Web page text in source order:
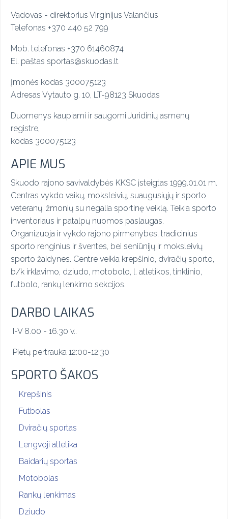
Vadovas - direktorius Virginijus Valančius
Telefonas +370 440 52 799
Mob. telefonas +370 61460874
El. paštas sportas@skuodas.lt
Įmonės kodas 300075123
Adresas Vytauto g. 10, LT-98123 Skuodas
Duomenys kaupiami ir saugomi Juridinių asmenų
registre,
kodas 300075123
APIE MUS
Skuodo rajono savivaldybės KKSC įsteigtas 1999.01.01 m.
Centras vykdo vaikų, moksleivių, suaugusiųjų ir sporto
veteranų, žmonių su negalia sportinę veiklą. Teikia sporto
inventoriaus ir patalpų nuomos paslaugas.
Organizuoja ir vykdo rajono pirmenybes, tradicinius
sporto renginius ir šventes, bei seniūnijų ir moksleivių
sporto žaidynes. Centre veikia krepšinio, dviračių sporto,
b/k irklavimo, dziudo, motobolo, l. atletikos, tinklinio,
futbolo, rankų lenkimo sekcijos.
DARBO LAIKAS
I-V 8.00 - 16.30 v..
Pietų pertrauka 12:00-12:30
SPORTO ŠAKOS
Krepšinis
Futbolas
Dviračių sportas
Lengvoji atletika
Baidarių sportas
Motobolas
Rankų lenkimas
Dziudo